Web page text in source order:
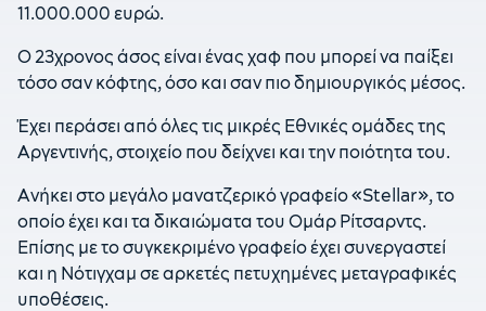
11.000.000 ευρώ.
Ο 23χρονος άσος είναι ένας χαφ που μπορεί να παίξει
τόσο σαν κόφτης, όσο και σαν πιο δημιουργικός μέσος.
Έχει περάσει από όλες τις μικρές Εθνικές ομάδες της
Αργεντινής, στοιχείο που δείχνει και την ποιότητα του.
Ανήκει στο μεγάλο μανατζερικό γραφείο «Stellar», το
οποίο έχει και τα δικαιώματα του Ομάρ Ρίτσαρντς.
Επίσης με το συγκεκριμένο γραφείο έχει συνεργαστεί
και η Νότιγχαμ σε αρκετές πετυχημένες μεταγραφικές
υποθέσεις.